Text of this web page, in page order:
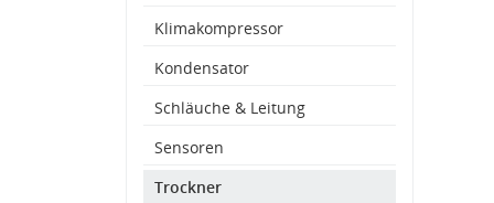
Klimakompressor
Kondensator
Schläuche & Leitung
Sensoren
Trockner